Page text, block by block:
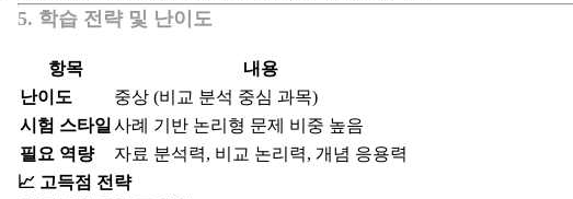
5. 학습 전략 및 난이도
항목
내용
난이도
중상 (비교 분석 중심 과목)
시험 스타일 사례 기반 논리형 문제 비중 높음
필요 역량
자료 분석력, 비교 논리력, 개념 응용력
📈 고득점 전략